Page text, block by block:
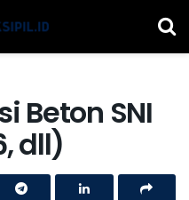
Beton SNI
dll)